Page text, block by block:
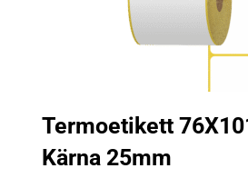
Termoetikett
Kärna 25mm